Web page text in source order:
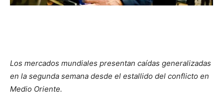
Los mercados mundiales presentan caídas generalizadas
en la segunda semana desde el estallido del conflicto en
Medio Oriente.